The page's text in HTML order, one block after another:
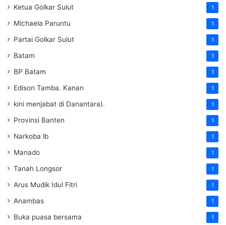
Ketua Golkar Sulut 1
Michaela Paruntu 1
Partai Golkar Sulut 1
Batam 1
BP Batam 1
Edison Tamba. Kanan 1
kini menjabat di Danantara). 1
Provinsi Banten 1
Narkoba lb 1
Manado 1
Tanah Longsor 1
Arus Mudik Idul Fitri 1
Anambas 1
Buka puasa bersama 1